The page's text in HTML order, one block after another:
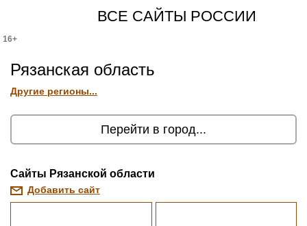
ВСЕ САЙТЫ РОССИИ
16+
Рязанская область
Другие регионы...
Перейти в город...
Cайты Рязанской области
Добавить сайт